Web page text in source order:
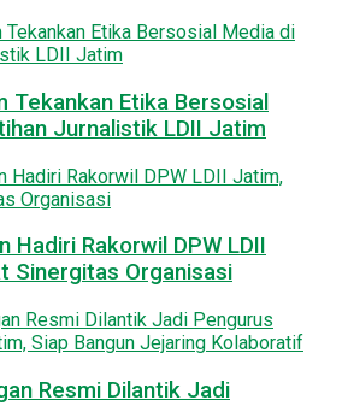
Tekankan Etika Bersosial
Jurnalistik LDII Jatim
Hadiri Rakorwil DPW LDII
Sinergitas Organisasi
Resmi Dilantik Jadi